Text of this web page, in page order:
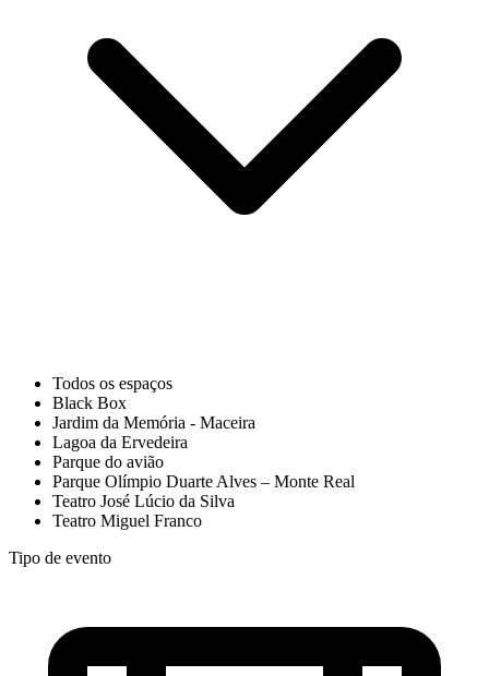
Todos os espaços
Black Box
Jardim da Memória - Maceira
Lagoa da Ervedeira
Parque do avião
Parque Olímpio Duarte Alves – Monte Real
Teatro José Lúcio da Silva
Teatro Miguel Franco
Tipo de evento